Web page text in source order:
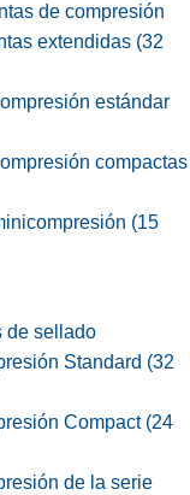
de compresión
extendidas (32
estándar
compactas
(15
de sellado
Standard (32
Compact (24
de la serie